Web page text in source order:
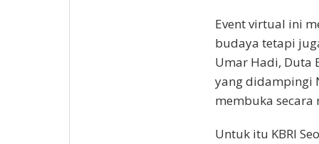
Event virtual ini
budaya tetapi
Umar Hadi, Duta
yang didampingi
membuka secara
Untuk itu KBRI